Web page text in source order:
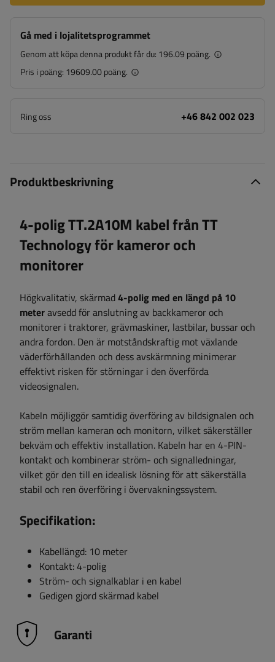
Gå med i lojalitetsprogrammet
Genom att köpa denna produkt får du: 196.09 poäng.
Pris i poäng: 19609.00 poäng.
Ring oss +46 842 002 023
Produktbeskrivning
4-polig TT.2A10M kabel från TT
Technology för kameror och
monitorer
Högkvalitativ, skärmad4-polig med en längd på 10
meteravsedd för anslutning av backkameror och
monitorer i traktorer, grävmaskiner, lastbilar, bussar och
andra fordon. Den är motståndskraftig mot växlande
väderförhållanden och dess avskärmning minimerar
effektivt risken för störningar i den överförda
videosignalen.
Kabeln möjliggör samtidig överföring av bildsignalen och
ström mellan kameran och monitorn, vilket säkerställer
bekväm och effektiv installation. Kabeln har en 4-PIN-
kontakt och kombinerar ström- och signalledningar,
vilket gör den till en idealisk lösning för att säkerställa
stabil och ren överföring i övervakningssystem.
Specifikation:
Kabellängd: 10 meter
Kontakt: 4-polig
Ström- och signalkablar i en kabel
Gedigen gjord skärmad kabel
Garanti